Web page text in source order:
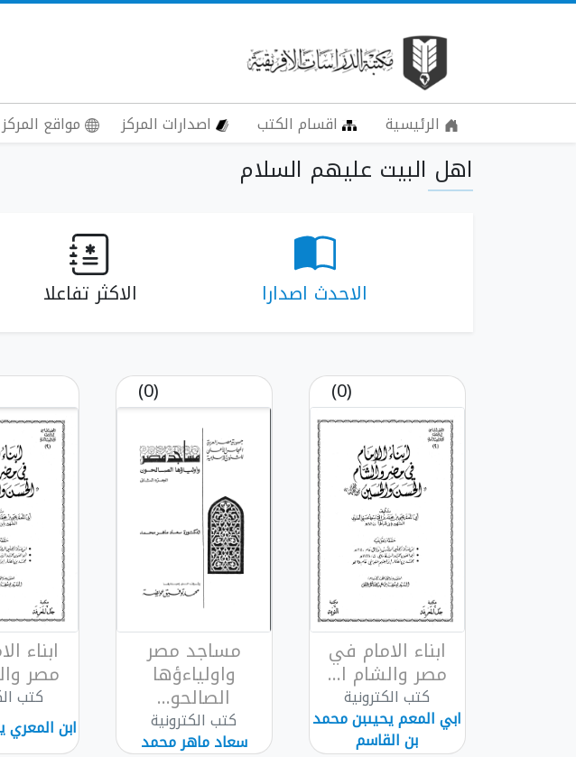
الرئيسية اقسام الكتب اصدارات المركز مواقع المركز
اهل البيت عليهم السلام
الاحدث اصدارا الاكثر تفاعلا
(0)
ابناء الامام في
مصر والشام ا...
كتب الكترونية
ابي المعم يحيىبن محمد
بن القاسم
(0)
مساجد مصر
واولياءؤها
الصالحو...
كتب الكترونية
سعاد ماهر محمد
ابناء
مصر
كتب
ابن